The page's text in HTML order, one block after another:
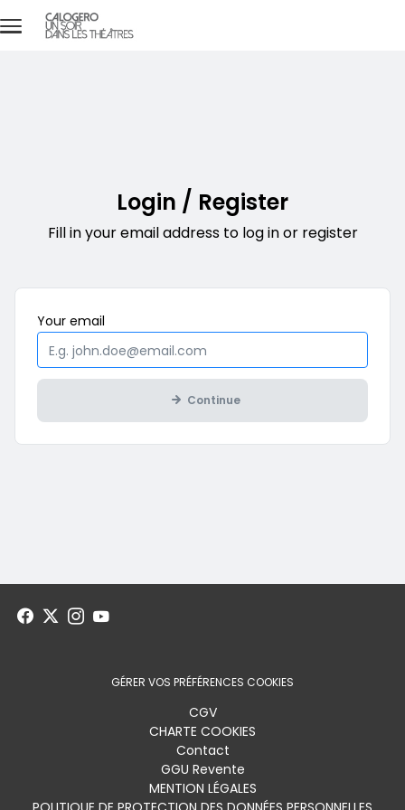
Skip to main content
Login / Register
Fill in your email address to log in or register
Your email
Continue
GÉRER VOS PRÉFÉRENCES COOKIES
CGV
CHARTE COOKIES
Contact
GGU Revente
MENTION LÉGALES